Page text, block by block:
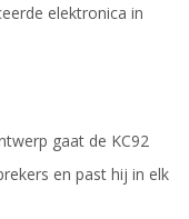
elektronica in
gaat de KC92
en past hij in elk